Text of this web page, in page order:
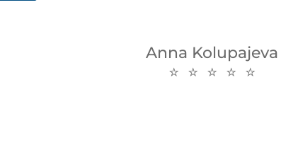
Anna Kolupajeva
⭐ ⭐ ⭐ ⭐ ⭐